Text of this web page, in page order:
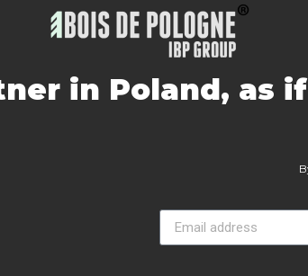
in Poland, as